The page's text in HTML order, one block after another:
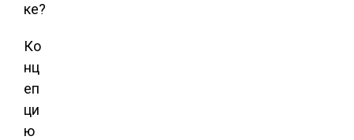
Ко
нц
еп
ци
ю